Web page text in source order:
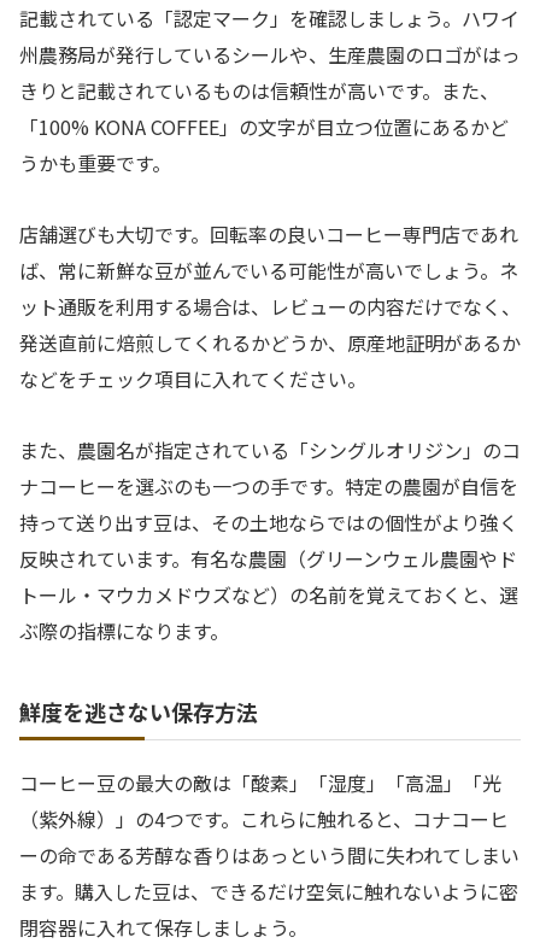
記載されている「認定マーク」を確認しましょう。ハワイ
州農務局が発行しているシールや、生産農園のロゴがはっ
きりと記載されているものは信頼性が高いです。また、
「100% KONA COFFEE」の文字が目立つ位置にあるかど
うかも重要です。
店舗選びも大切です。回転率の良いコーヒー専門店であれ
ば、常に新鮮な豆が並んでいる可能性が高いでしょう。ネ
ット通販を利用する場合は、レビューの内容だけでなく、
発送直前に焙煎してくれるかどうか、原産地証明があるか
などをチェック項目に入れてください。
また、農園名が指定されている「シングルオリジン」のコ
ナコーヒーを選ぶのも一つの手です。特定の農園が自信を
持って送り出す豆は、その土地ならではの個性がより強く
反映されています。有名な農園（グリーンウェル農園やド
トール・マウカメドウズなど）の名前を覚えておくと、選
ぶ際の指標になります。
鮮度を逃さない保存方法
コーヒー豆の最大の敵は「酸素」「湿度」「高温」「光
（紫外線）」の4つです。これらに触れると、コナコーヒ
ーの命である芳醇な香りはあっという間に失われてしまい
ます。購入した豆は、できるだけ空気に触れないように密
閉容器に入れて保存しましょう。